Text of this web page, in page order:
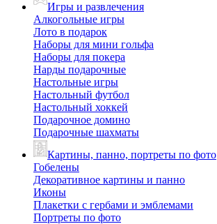
Игры и развлечения
Алкогольные игры
Лото в подарок
Наборы для мини гольфа
Наборы для покера
Нарды подарочные
Настольные игры
Настольный футбол
Настольный хоккей
Подарочное домино
Подарочные шахматы
Картины, панно, портреты по фото
Гобелены
Декоративное картины и панно
Иконы
Плакетки с гербами и эмблемами
Портреты по фото